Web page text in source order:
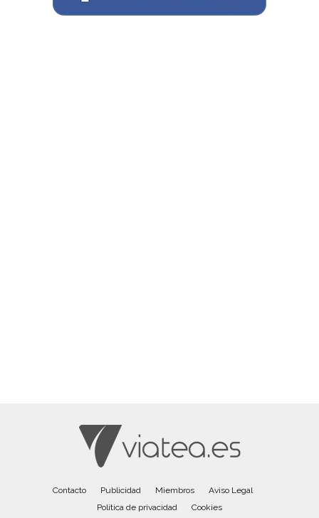
Contacto Publicidad Miembros
Aviso Legal
Política de privacidad
Cookies